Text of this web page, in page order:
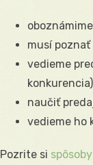
musí
vedieme
konkurencia)
naučiť
vedieme ho
Pozrite si